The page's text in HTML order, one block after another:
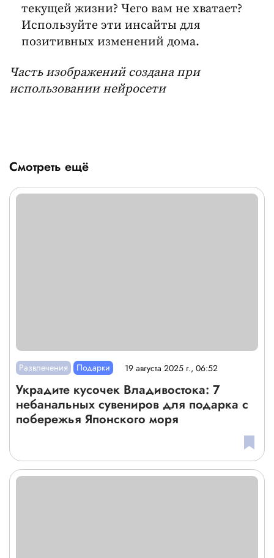
текущей жизни? Чего вам не хватает?
Используйте эти инсайты для
позитивных изменений дома.
Часть изображений создана при
использовании нейросети
Смотреть ещё
Развлечения Подарки 19 августа 2025 г., 06:52
Украдите кусочек Владивостока: 7
небанальных сувениров для подарка с
побережья Японского моря